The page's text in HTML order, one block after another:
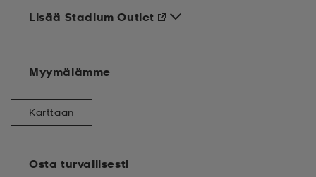
Osta turvallisesti
Lisää Stadium Outlet
Myymälämme
Karttaan